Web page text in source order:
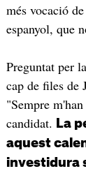
més vocació
espanyol, que
Preguntat per
cap de files de
"Sempre
candidat.
La
aquest
investidura